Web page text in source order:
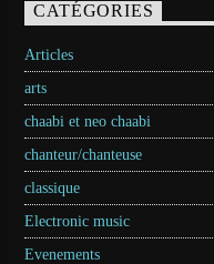
CATÉGORIES
Articles
arts
chaabi et neo chaabi
chanteur/chanteuse
classique
Electronic music
Evenements